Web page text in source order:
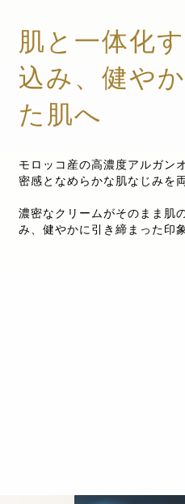
肌と一体化
込み、健や
た肌へ
モロッコ産の高濃度アルガン
密感となめらかな肌なじみを
濃密なクリームがそのまま肌
み、健やかに引き締まった印